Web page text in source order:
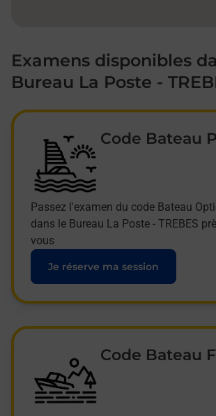
Examens disponibles
Bureau La Poste -
Code Bateau
Passez l'examen du code Bateau
dans le Bureau La Poste - TREBES
vous
Je réserve ma session
Code Bateau